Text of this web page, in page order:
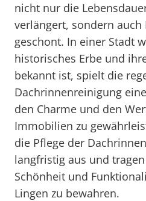
nicht nur die
verlängert, sondern auch
geschont. In einer Stadt
historisches Erbe und
bekannt ist, spielt die
Dachrinnenreinigung
den Charme und den
Immobilien zu
die Pflege der
langfristig aus und
Schönheit und
Lingen zu bewahren.